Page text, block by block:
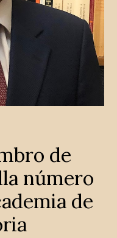
de
número
de